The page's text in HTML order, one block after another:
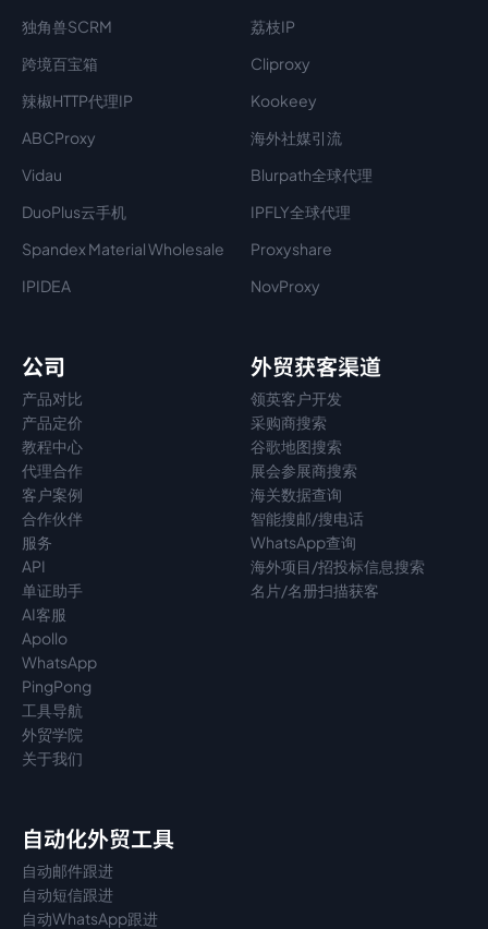
独角兽SCRM
荔枝IP
跨境百宝箱
Cliproxy
辣椒HTTP代理IP
Kookeey
ABCProxy
海外社媒引流
Vidau
Blurpath全球代理
DuoPlus云手机
IPFLY全球代理
Spandex Material Wholesale​
Proxyshare
IPIDEA
NovProxy
公司
产品对比
产品定价
教程中心
代理合作
客户案例
合作伙伴
服务
API
单证助手
AI客服
Apollo
WhatsApp
PingPong
工具导航
外贸学院
关于我们
外贸获客渠道
领英客户开发
采购商搜索
谷歌地图搜索
展会参展商搜索
海关数据查询
智能搜邮/搜电话
WhatsApp查询
海外项目/招投标信息搜索
名片/名册扫描获客
自动化外贸工具
自动邮件跟进
自动短信跟进
自动WhatsApp跟进